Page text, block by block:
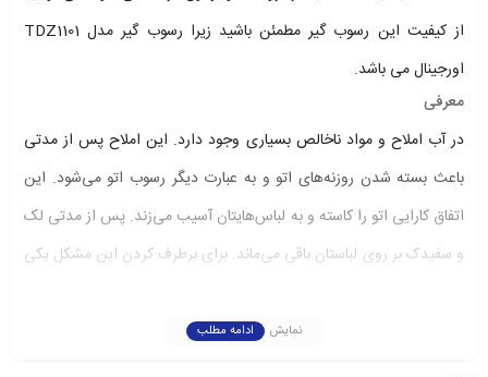
از کیفیت این رسوب گیر مطمئن باشید زیرا رسوب گیر مدل TDZ1101
اورجینال می باشد.
معرفی
در آب املاح و مواد ناخالص بسیاری وجود دارد. این املاح پس از مدتی
باعث بسته شدن روزنه‌های اتو و به عبارت دیگر رسوب اتو می‌شود. این
اتفاق کارایی اتو را کاسته و به لباس‌هایتان آسیب می‌زند. پس از مدتی لک
و سفیدک بر روی لباستان باقی می‌ماند. برای برطرف کردن این مشکل یکی
بسته 4 عددی به بازار عرضه شده است. این وسیله برای اتوهایی که بعد
نمایش ادامه مطلب